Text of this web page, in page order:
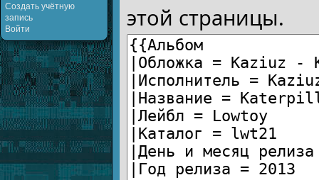
Создать учётную
запись
Войти
этой страницы.